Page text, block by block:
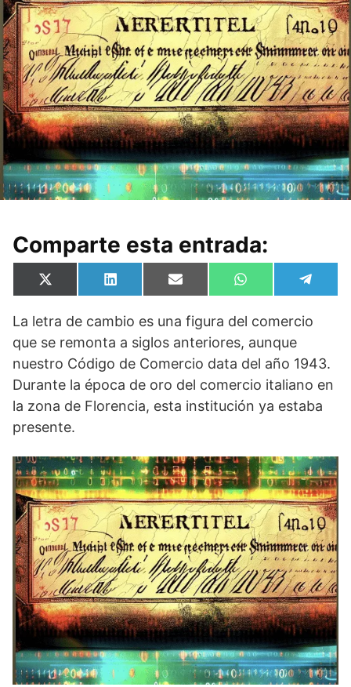
Comparte esta entrada:
Compartir
en
X
(
w
t
t
e
r
Compartir
en
L
i
k
d
n
Compartir
en
E
m
Compartir
en
W
h
t
A
p
p
en
e
e
a
m
La letra de cambio es una figura del comercio
que se remonta a siglos anteriores, aunque
nuestro Código de Comercio data del año 1943.
Durante la época de oro del comercio italiano en
la zona de Florencia, esta institución ya estaba
presente.